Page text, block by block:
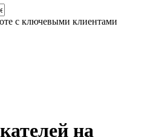
с ключевыми клиентами
на